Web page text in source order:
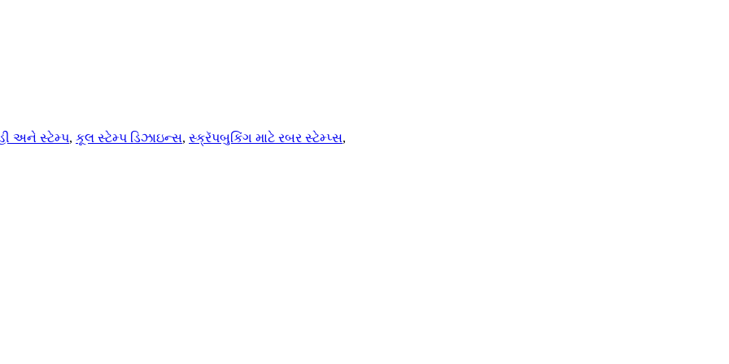
અને સ્ટેમ્પ, કૂલ સ્ટેમ્પ ડિઝાઇન્સ, સ્ક્રૅપબુકિંગ માટે રબર સ્ટેમ્પ્સ,